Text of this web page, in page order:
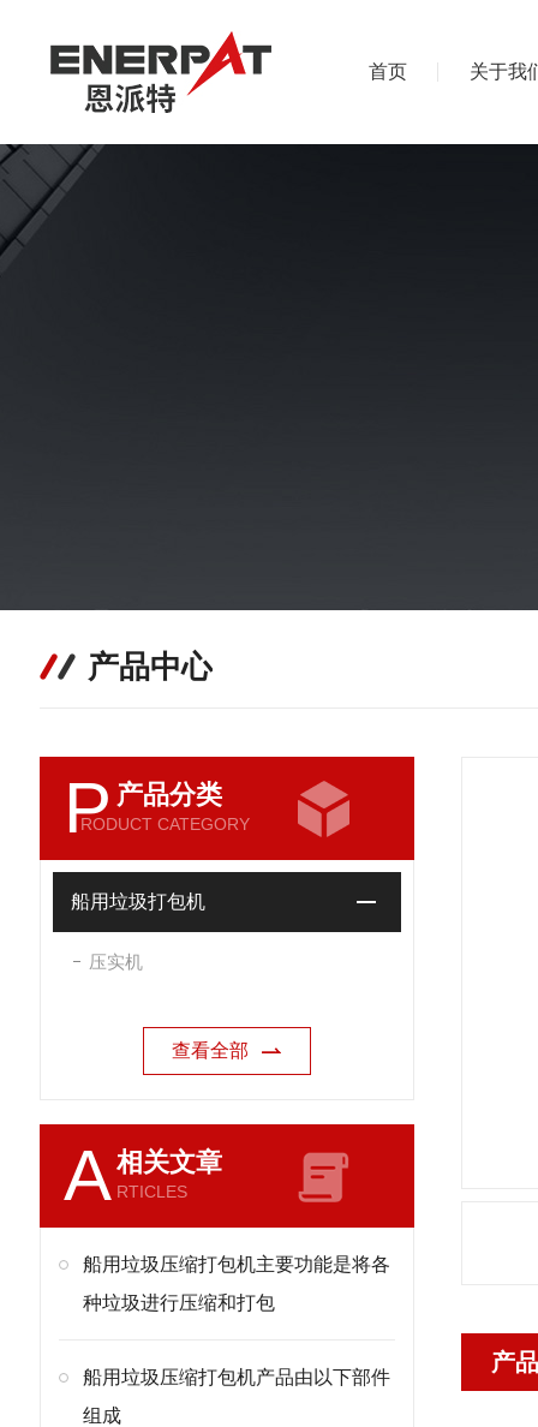
首页 关于我
产品中心
P 产品分类
RODUCT CATEGORY
船用垃圾打包机
压实机
查看全部
A相关文章
RTICLES
船用垃圾压缩打包机主要功能是将各
种垃圾进行压缩和打包
船用垃圾压缩打包机产品由以下部件
组成
产